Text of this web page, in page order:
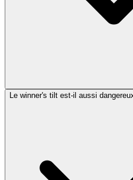
Le winner's tilt est-il aussi